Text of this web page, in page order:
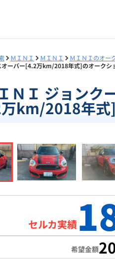
ＭＩＮＩ ＭＩＮＩ
ＭＩＮＩのオー
ーバー[4.2万km/2018年式]のオークシ
ＮＩ ジョンク
km/2018年式
セルカ実績
希望金額